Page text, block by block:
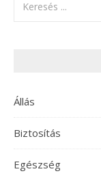
Állás
Biztosítás
Egészség